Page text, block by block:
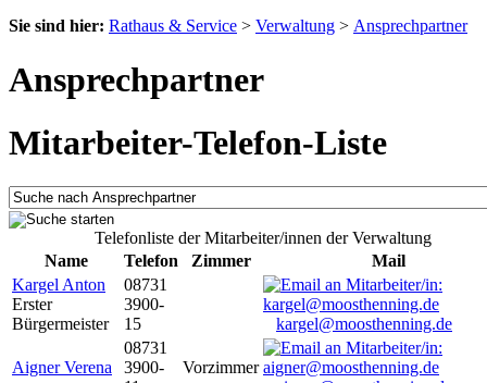
Sie sind hier: Rathaus & Service > Verwaltung > Ansprechpartner
Ansprechpartner
Mitarbeiter-Telefon-Liste
Telefonliste der Mitarbeiter/innen der Verwaltung
Name
Telefon Zimmer
Mail
Kargel Anton
Erster
Bürgermeister
08731
3900-
15
kargel@moosthenning.de
Aigner Verena
08731
3900-
Vorzimmer